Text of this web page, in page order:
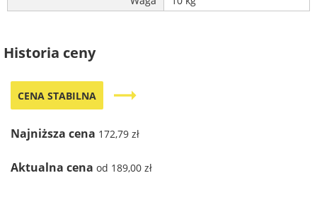
Historia ceny
CENA STABILNA trending_flat
Najniższa cena 172,79 zł
Aktualna cena od 189,00 zł